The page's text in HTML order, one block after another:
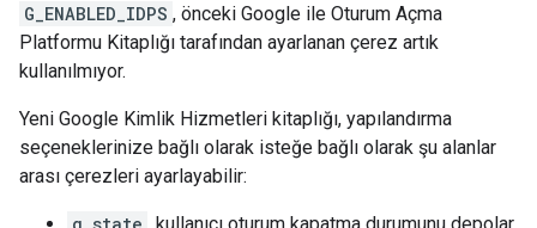
G_ENABLED_IDPS , önceki Google ile Oturum Açma
Platformu Kitaplığı tarafından ayarlanan çerez artık
kullanılmıyor.
Yeni Google Kimlik Hizmetleri kitaplığı, yapılandırma
seçeneklerinize bağlı olarak isteğe bağlı olarak şu alanlar
arası çerezleri ayarlayabilir: